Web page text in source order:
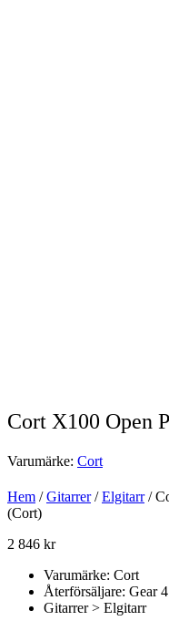
Cort X100 Open
Varumärke: Cort
Hem /Gitarrer/Elgitarr/
(Cort)
2 846 kr
Varumärke: Cort
Återförsäljare: Gear
Gitarrer > Elgitarr